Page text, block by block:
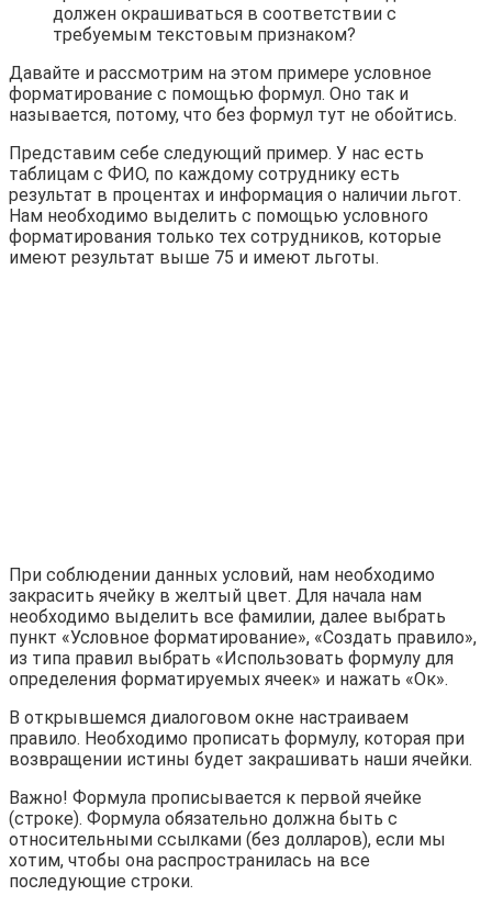
должен окрашиваться в соответствии с
требуемым текстовым признаком?
Давайте и рассмотрим на этом примере условное
форматирование с помощью формул. Оно так и
называется, потому, что без формул тут не обойтись.
Представим себе следующий пример. У нас есть
таблицам с ФИО, по каждому сотруднику есть
результат в процентах и информация о наличии льгот.
Нам необходимо выделить с помощью условного
форматирования только тех сотрудников, которые
имеют результат выше 75 и имеют льготы.
При соблюдении данных условий, нам необходимо
закрасить ячейку в желтый цвет. Для начала нам
необходимо выделить все фамилии, далее выбрать
пункт «Условное форматирование», «Создать правило»,
из типа правил выбрать «Использовать формулу для
определения форматируемых ячеек» и нажать «Ок».
В открывшемся диалоговом окне настраиваем
правило. Необходимо прописать формулу, которая при
возвращении истины будет закрашивать наши ячейки.
Важно! Формула прописывается к первой ячейке
(строке). Формула обязательно должна быть с
относительными ссылками (без долларов), если мы
хотим, чтобы она распространилась на все
последующие строки.